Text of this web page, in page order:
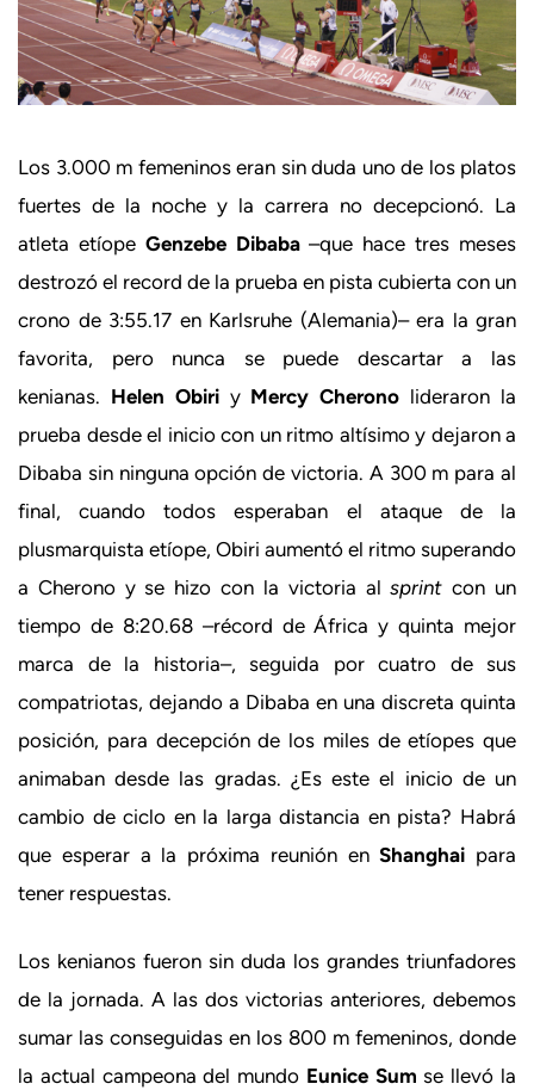
Los 3.000 m femeninos eran sin duda uno de los platos
fuertes de la noche y la carrera no decepcionó. La
atleta etíope Genzebe Dibaba–que hace tres meses
destrozó el record de la prueba en pista cubierta con un
crono de 3:55.17 en Karlsruhe (Alemania)– era la gran
favorita, pero nunca se puede descartar a las
kenianas. Helen Obiriy Mercy Cherono lideraron la
prueba desde el inicio con un ritmo altísimo y dejaron a
Dibaba sin ninguna opción de victoria. A 300 m para al
final, cuando todos esperaban el ataque de la
plusmarquista etíope, Obiri aumentó el ritmo superando
a Cherono y se hizo con la victoria alsprint con un
tiempo de 8:20.68 –récord de África y quinta mejor
marca de la historia–, seguida por cuatro de sus
compatriotas, dejando a Dibaba en una discreta quinta
posición, para decepción de los miles de etíopes que
animaban desde las gradas. ¿Es este el inicio de un
cambio de ciclo en la larga distancia en pista? Habrá
que esperar a la próxima reunión enShanghai para
tener respuestas.
Los kenianos fueron sin duda los grandes triunfadores
de la jornada. A las dos victorias anteriores, debemos
sumar las conseguidas en los 800 m femeninos, donde
la actual campeona del mundo Eunice Sum se llevó la